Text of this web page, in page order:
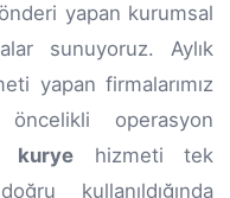
yapan kurumsal
sunuyoruz. Aylık
yapan firmalarımız
operasyon
kurye hizmeti tek
kullanıldığında